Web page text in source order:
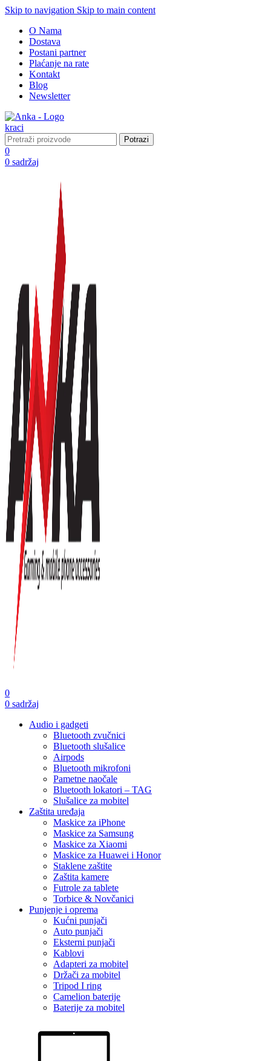
Skip to navigation Skip to main content
O Nama
Dostava
Postani partner
Plaćanje na rate
Kontakt
Blog
Newsletter
Potrazi
0
0 sadržaj
0
0 sadržaj
Audio i gadgeti
Bluetooth zvučnici
Bluetooth slušalice
Airpods
Bluetooth mikrofoni
Pametne naočale
Bluetooth lokatori – TAG
Slušalice za mobitel
Zaštita uređaja
Maskice za iPhone
Maskice za Samsung
Maskice za Xiaomi
Maskice za Huawei i Honor
Staklene zaštite
Zaštita kamere
Futrole za tablete
Torbice & Novčanici
Punjenje i oprema
Kućni punjači
Auto punjači
Eksterni punjači
Kablovi
Adapteri za mobitel
Držači za mobitel
Tripod I ring
Camelion baterije
Baterije za mobitel